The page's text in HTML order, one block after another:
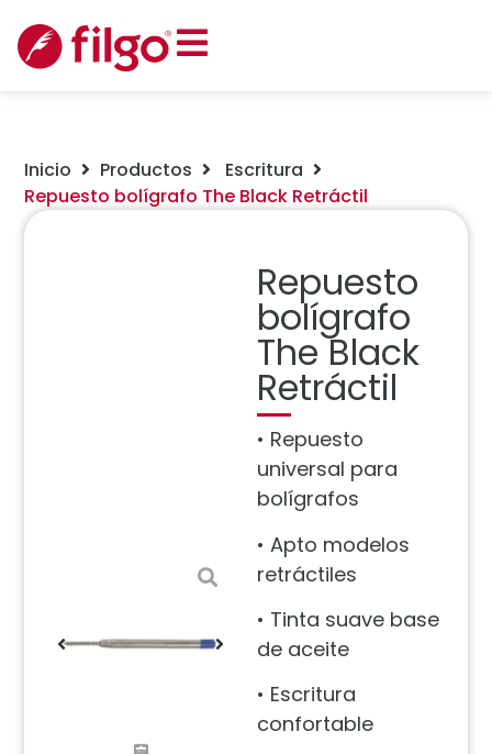
Inicio Productos
Escritura
Repuesto bolígrafo The Black Retráctil
Repuesto
bolígrafo
The Black
Retráctil
• Repuesto
universal para
bolígrafos
• Apto modelos
retráctiles
• Tinta suave base
de aceite
• Escritura
confortable